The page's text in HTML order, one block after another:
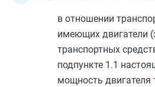
в отношении
имеющих двигатели
транспортных
подпункте 1.1
мощность двигателя